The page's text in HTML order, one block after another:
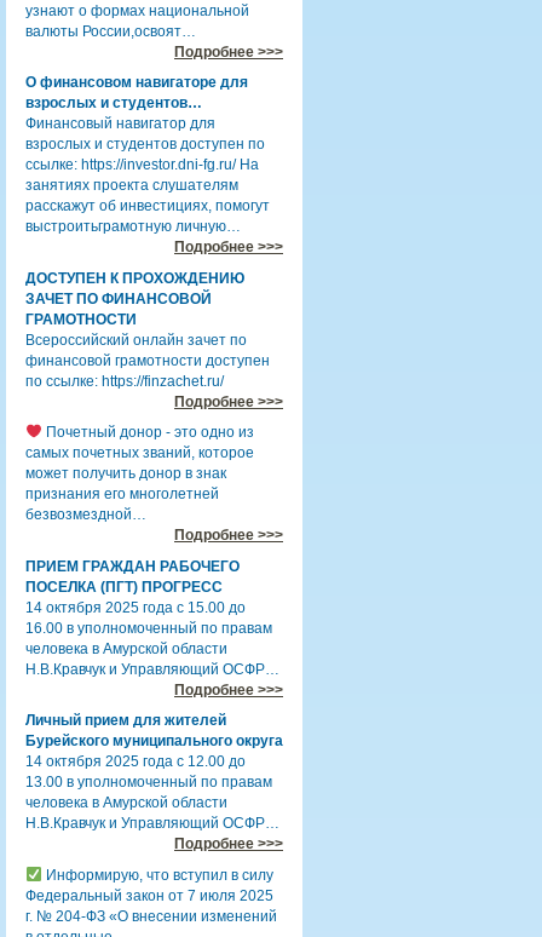
узнают о формах национальной
валюты России,освоят…
Подробнее >>>
О финансовом навигаторе для
взрослых и студентов…
Финансовый навигатор для
взрослых и студентов доступен по
ссылке: https://investor.dni-fg.ru/ На
занятиях проекта слушателям
расскажут об инвестициях, помогут
выстроитьграмотную личную…
Подробнее >>>
ДОСТУПЕН К ПРОХОЖДЕНИЮ
ЗАЧЕТ ПО ФИНАНСОВОЙ
ГРАМОТНОСТИ
Всероссийский онлайн зачет по
финансовой грамотности доступен
по ссылке: https://finzachet.ru/
Подробнее >>>
Почетный донор - это одно из
самых почетных званий, которое
может получить донор в знак
признания его многолетней
безвозмездной…
Подробнее >>>
ПРИЕМ ГРАЖДАН РАБОЧЕГО
ПОСЕЛКА (ПГТ) ПРОГРЕСС
14 октября 2025 года с 15.00 до
16.00 в уполномоченный по правам
человека в Амурской области
Н.В.Кравчук и Управляющий ОСФР…
Подробнее >>>
Личный прием для жителей
Бурейского муниципального округа
14 октября 2025 года с 12.00 до
13.00 в уполномоченный по правам
человека в Амурской области
Н.В.Кравчук и Управляющий ОСФР…
Подробнее >>>
Информирую, что вступил в силу
Федеральный закон от 7 июля 2025
г. № 204-ФЗ «О внесении изменений